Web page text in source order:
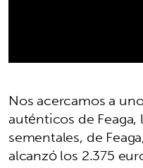
Nos acercamos a
auténticos de
sementales, de
alcanzó los 2.375